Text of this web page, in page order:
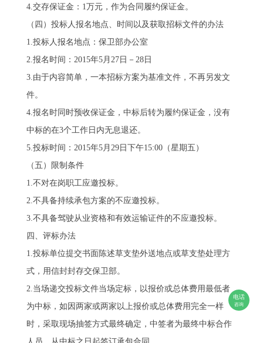
电话
咨询
4.交存保证金：1万元，作为合同履约保证金。
（四）投标人报名地点、时间以及获取招标文件的办法
1.投标人报名地点：保卫部办公室
2.报名时间：2015年5月27日－28日
3.由于内容简单，一本招标方案为基准文件，不再另发文
件。
4.报名时同时预收保证金，中标后转为履约保证金，没有
中标的在3个工作日内无息退还。
5.投标时间：2015年5月29日下午15:00（星期五）
（五）限制条件
1.不对在岗职工应邀投标。
2.不具备持续承包方案的不应邀投标。
3.不具备驾驶从业资格和有效运输证件的不应邀投标。
四、评标办法
1.投标单位提交书面陈述草支垫外送地点或草支垫处理方
式，用信封封存交保卫部。
2.当场递交投标文件当场定标，以报价或总体费用最低者
为中标，如因两家或两家以上报价或总体费用完全一样
时，采取现场抽签方式最终确定，中签者为最终中标合作